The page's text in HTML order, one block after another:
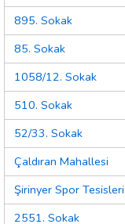
895. Sokak
85. Sokak
1058/12. Sokak
510. Sokak
52/33. Sokak
Çaldıran Mahallesi
Şirinyer Spor Tesisleri
2551. Sokak